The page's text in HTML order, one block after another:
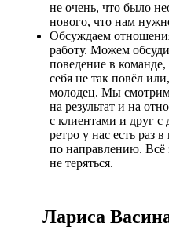
не очень, что было
нового, что нам
Обсуждаем
работу. Можем
поведение в
себя не так повёл
молодец. Мы смотрим
на результат и на
с клиентами и друг с
ретро у нас есть раз в
по направлению. Всё
не теряться.
Лариса